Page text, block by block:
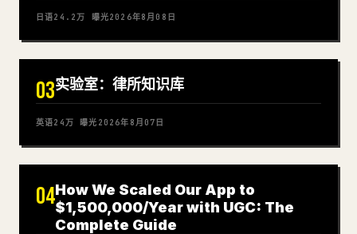
日语24.2万 曝光2026年8月08日
03实验室：律所知识库
英语24万 曝光 2026年8月07日
04How We Scaled Our App to
$1,500,000/Year with UGC: The
Complete Guide